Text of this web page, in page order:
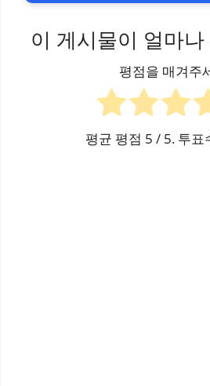
이 게시물이 얼마
평점을 매겨주
평균 평점 5 / 5. 투표